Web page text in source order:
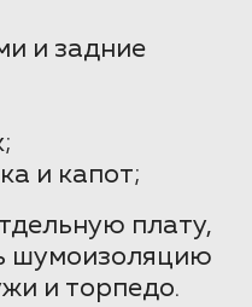
и задние
и капот;
плату,
шумоизоляцию
и торпедо.